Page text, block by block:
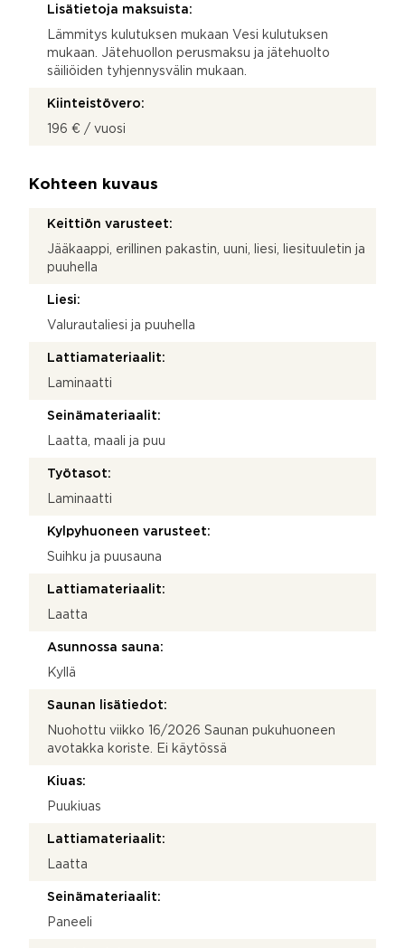
Lisätietoja maksuista:
Lämmitys kulutuksen mukaan Vesi kulutuksen
mukaan. Jätehuollon perusmaksu ja jätehuolto
säiliöiden tyhjennysvälin mukaan.
Kiinteistövero:
196 € / vuosi
Kohteen kuvaus
Keittiön varusteet:
Jääkaappi, erillinen pakastin, uuni, liesi, liesituuletin ja
puuhella
Liesi:
Valurautaliesi ja puuhella
Lattiamateriaalit:
Laminaatti
Seinämateriaalit:
Laatta, maali ja puu
Työtasot:
Laminaatti
Kylpyhuoneen varusteet:
Suihku ja puusauna
Lattiamateriaalit:
Laatta
Asunnossa sauna:
Kyllä
Saunan lisätiedot:
Nuohottu viikko 16/2026 Saunan pukuhuoneen
avotakka koriste. Ei käytössä
Kiuas:
Puukiuas
Lattiamateriaalit:
Laatta
Seinämateriaalit:
Paneeli